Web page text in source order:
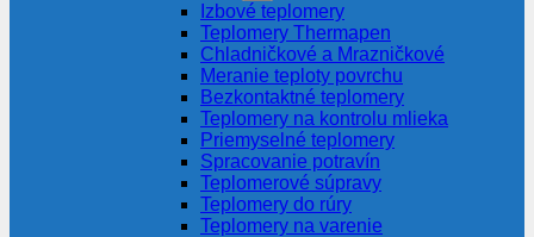
Izbové teplomery
Teplomery Thermapen
Chladničkové a Mrazničkové
Meranie teploty povrchu
Bezkontaktné teplomery
Teplomery na kontrolu mlieka
Priemyselné teplomery
Spracovanie potravín
Teplomerové súpravy
Teplomery do rúry
Teplomery na varenie